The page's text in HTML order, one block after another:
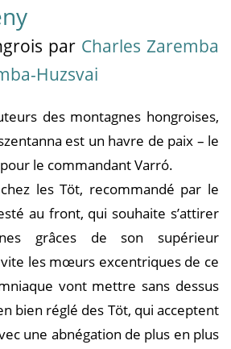
par Charles Zaremba
Huzsvai
des montagnes hongroises,
est un havre de paix – le
le commandant Varró.
les Töt, recommandé par le
au front, qui souhaite s’attirer
grâces de son supérieur
les mœurs excentriques de ce
vont mettre sans dessus
bien réglé des Töt, qui acceptent
une abnégation de plus en plus